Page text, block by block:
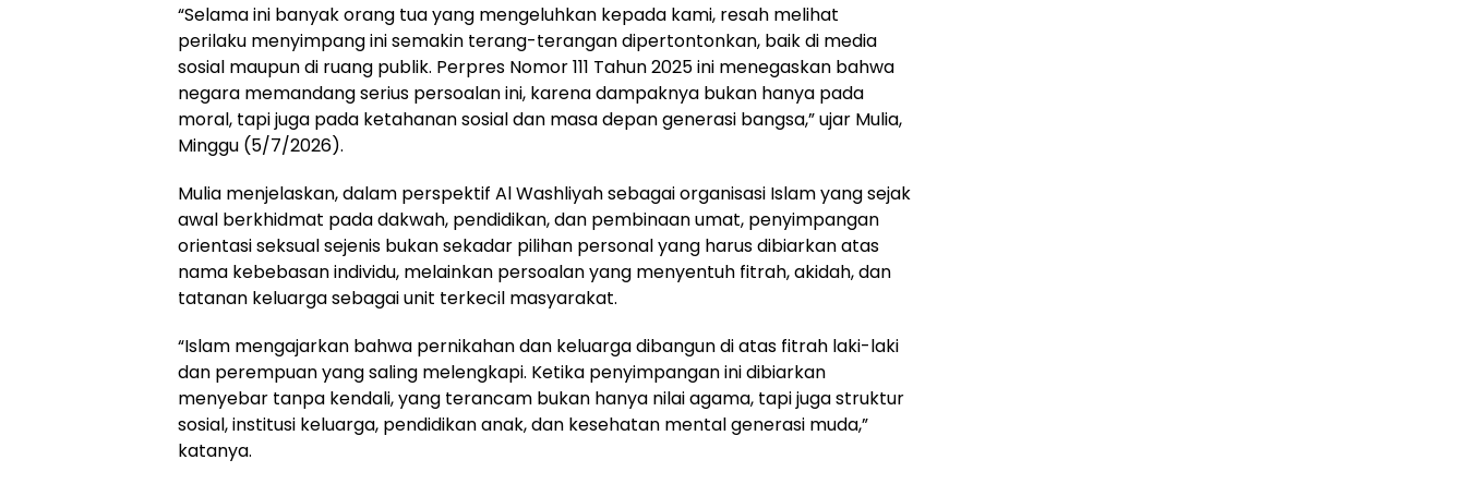
“Selama ini banyak orang tua yang mengeluhkan kepada kami, resah melihat
perilaku menyimpang ini semakin terang-terangan dipertontonkan, baik di media
sosial maupun di ruang publik. Perpres Nomor 111 Tahun 2025 ini menegaskan bahwa
negara memandang serius persoalan ini, karena dampaknya bukan hanya pada
moral, tapi juga pada ketahanan sosial dan masa depan generasi bangsa,” ujar Mulia,
Minggu (5/7/2026).
Mulia menjelaskan, dalam perspektif Al Washliyah sebagai organisasi Islam yang sejak
awal berkhidmat pada dakwah, pendidikan, dan pembinaan umat, penyimpangan
orientasi seksual sejenis bukan sekadar pilihan personal yang harus dibiarkan atas
nama kebebasan individu, melainkan persoalan yang menyentuh fitrah, akidah, dan
tatanan keluarga sebagai unit terkecil masyarakat.
“Islam mengajarkan bahwa pernikahan dan keluarga dibangun di atas fitrah laki-laki
dan perempuan yang saling melengkapi. Ketika penyimpangan ini dibiarkan
menyebar tanpa kendali, yang terancam bukan hanya nilai agama, tapi juga struktur
sosial, institusi keluarga, pendidikan anak, dan kesehatan mental generasi muda,”
katanya.